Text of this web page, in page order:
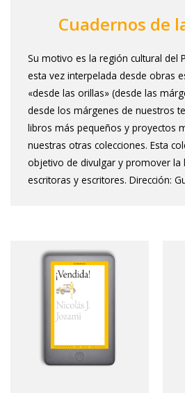
Cuadernos de
Su motivo es la región cultural del
esta vez interpelada desde obras
«desde las orillas» (desde las
desde los márgenes de nuestros
libros más pequeños y proyectos
nuestras otras colecciones. Esta
objetivo de divulgar y promover la
escritoras y escritores. Dirección: